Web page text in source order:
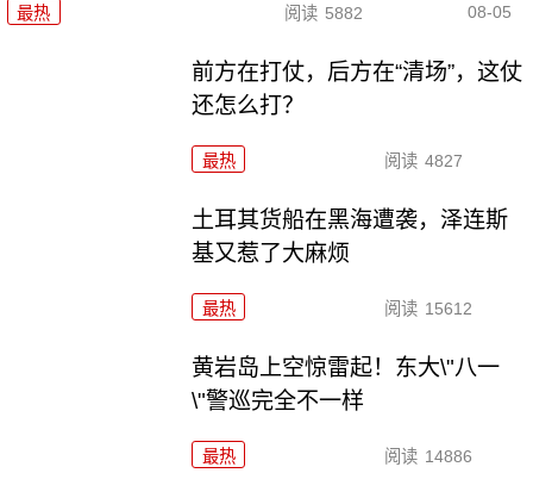
最热 阅读 5882 08-05
前方在打仗，后方在“清场”，这仗
还怎么打？
最热 阅读 4827
土耳其货船在黑海遭袭，泽连斯
基又惹了大麻烦
最热 阅读 15612
黄岩岛上空惊雷起！东大\"八一
\"警巡完全不一样
最热 阅读 14886